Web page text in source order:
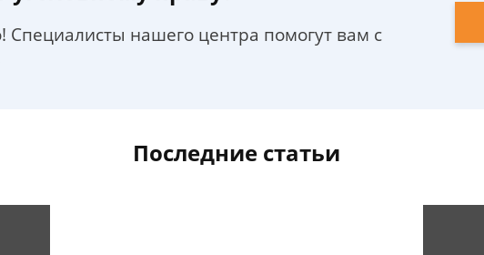
Специалисты нашего центра помогут вам с
Последние статьи